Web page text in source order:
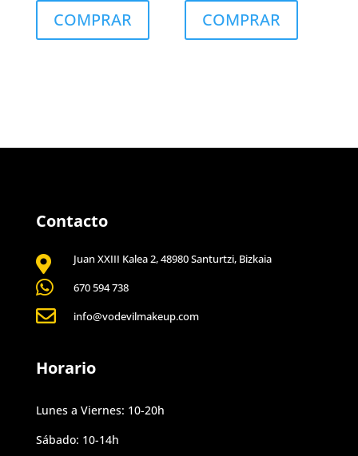
COMPRAR COMPRAR
Contacto
 Juan XXIII Kalea 2, 48980 Santurtzi, Bizkaia
 670 594 738
 info@vodevilmakeup.com
Horario
Lunes a Viernes: 10-20h
Sábado: 10-14h